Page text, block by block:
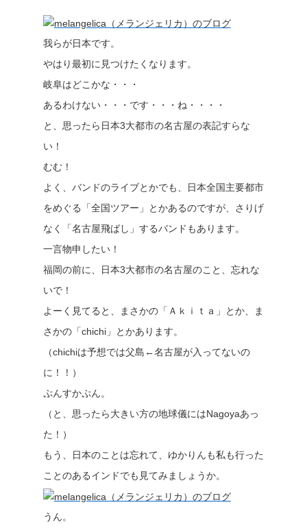
我らが日本です。
やはり最初に見つけたくなります。
岐阜はどこかな・・・
あるわけない・・・です・・・ね・・・・
と、思ったら日本3大都市の名古屋の表記すらな
い！
むむ！
よく、バンドのライブとかでも、日本全国主要都市
をめぐる「全国ツアー」とかあるのですが、さりげ
なく「名古屋飛ばし」するバンドもあります。
一言物申したい！
福岡の前に、日本3大都市の名古屋のこと、忘れな
いで！
よーく見てると、まさかの「Ａｋｉｔａ」とか、ま
さかの「chichi」とかあります。
（chichiは予想では父島←名古屋が入ってないの
に！！）
ぷんすかぷん。
（と、思ったら大きい方の地球儀にはNagoyaあっ
た！）
もう、日本のことは忘れて、ゆかりんも私も行った
ことのあるインドでも見てみましょうか。
うん。